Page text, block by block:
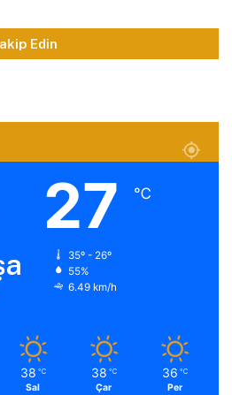
Edin
27 ℃
35º - 26º
55%
6.49 km/h
38 ℃
Sal
38 ℃
Çar
36 ℃
Per